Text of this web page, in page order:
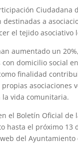
destinadas a
el tejido asociativo
aumentado un
con domicilio social
finalidad
asociaciones
vida comunitaria.
el Boletín Oficial de
hasta el próximo 13
del Ayuntamiento